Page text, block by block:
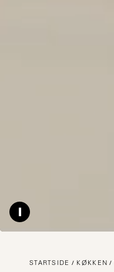
STARTSIDE KØKKEN
Pause video